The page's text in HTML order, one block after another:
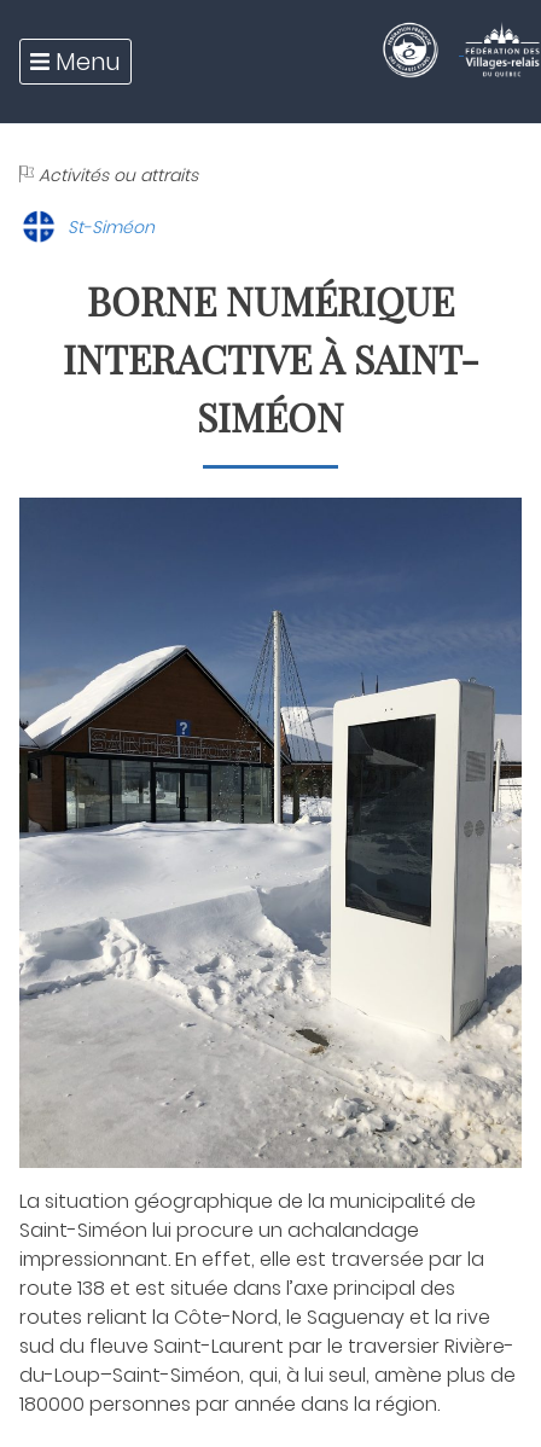
to
contentMenu
Activités ou attraits
St-Siméon
BORNE NUMÉRIQUE
INTERACTIVE À SAINT-
SIMÉON
La situation géographique de la municipalité de
Saint-Siméon lui procure un achalandage
impressionnant. En effet, elle est traversée par la
route 138 et est située dans l’axe principal des
routes reliant la Côte-Nord, le Saguenay et la rive
sud du fleuve Saint-Laurent par le traversier Rivière-
du-Loup–Saint-Siméon, qui, à lui seul, amène plus de
180000 personnes par année dans la région.